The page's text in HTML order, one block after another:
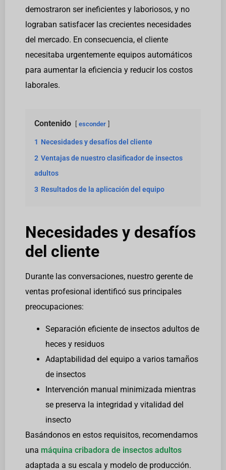
demostraron ser ineficientes y laboriosos, y no
lograban satisfacer las crecientes necesidades
del mercado. En consecuencia, el cliente
necesitaba urgentemente equipos automáticos
para aumentar la eficiencia y reducir los costos
laborales.
Contenido esconder
1 Necesidades y desafíos del cliente
2 Ventajas de nuestro clasificador de insectos
adultos
3 Resultados de la aplicación del equipo
Necesidades y desafíos
del cliente
Durante las conversaciones, nuestro gerente de
ventas profesional identificó sus principales
preocupaciones:
Separación eficiente de insectos adultos de
heces y residuos
Adaptabilidad del equipo a varios tamaños
de insectos
Intervención manual minimizada mientras
se preserva la integridad y vitalidad del
insecto
Basándonos en estos requisitos, recomendamos
una máquina cribadora de insectos adultos
adaptada a su escala y modelo de producción.